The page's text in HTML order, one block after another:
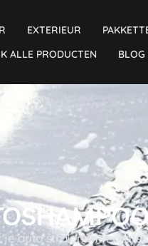
EXTERIEUR
ALLE PRODUCTEN
BLOG
je auto stralen met